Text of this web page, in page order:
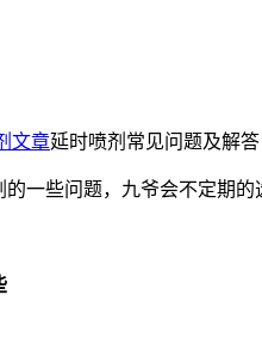
文章延时喷剂常见问题及解答
一些问题，九爷会不定期